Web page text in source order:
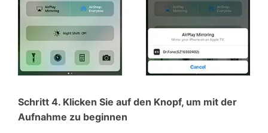
Schritt 4. Klicken Sie auf den Knopf, um mit der
Aufnahme zu beginnen